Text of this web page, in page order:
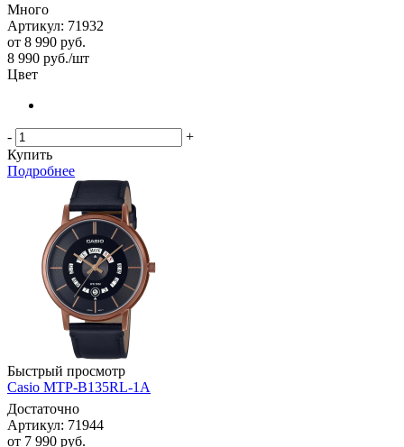
Много
Артикул: 71932
от 8 990 руб.
8 990 руб./шт
Цвет
-
+
Купить
Подробнее
Быстрый просмотр
Casio MTP-B135RL-1A
Достаточно
Артикул: 71944
от 7 990 руб.